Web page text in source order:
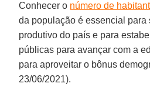
Conhecer o número de
da população é essencial para
produtivo do país e para
públicas para avançar com a
para aproveitar o bônus
23/06/2021).